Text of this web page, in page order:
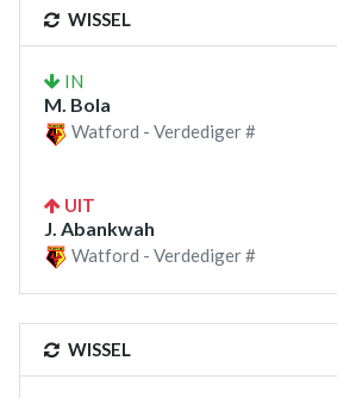
WISSEL
IN
M. Bola
Watford - Verdediger #
UIT
J. Abankwah
Watford - Verdediger #
WISSEL